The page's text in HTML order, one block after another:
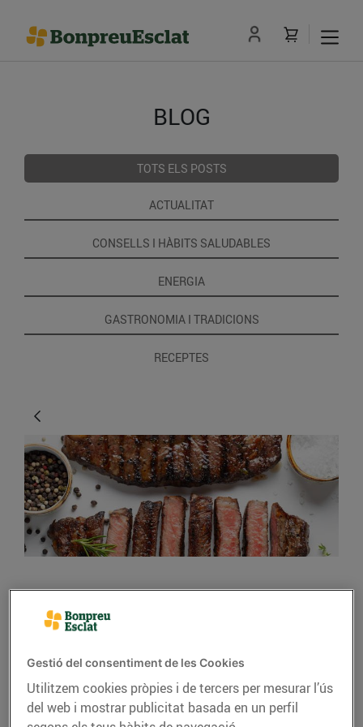
BLOG
TOTS ELS POSTS
ACTUALITAT
CONSELLS I HÀBITS SALUDABLES
ENERGIA
GASTRONOMIA I TRADICIONS
RECEPTES
CONSELLS I HÀBITS SALUDABLES
Avui toca carn! Quina
compro i com la cuino?
30/de setembre/2023
Gestió del consentiment de les Cookies
Utilitzem cookies pròpies i de tercers per mesurar l’ús
del web i mostrar publicitat basada en un perfil